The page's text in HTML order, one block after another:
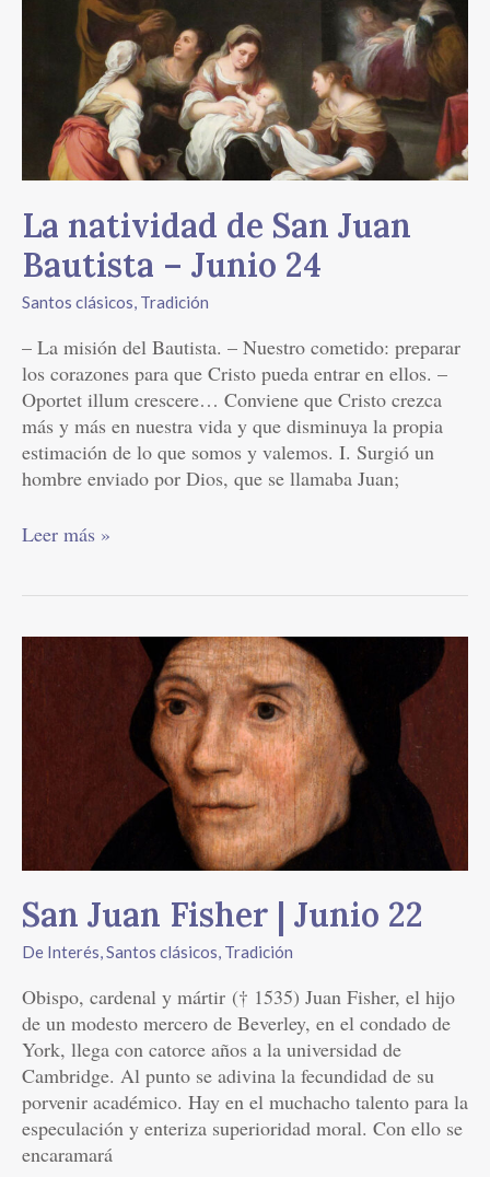
La natividad de San Juan
Bautista – Junio 24
Santos clásicos Tradición
– La misión del Bautista. – Nuestro cometido: preparar
los corazones para que Cristo pueda entrar en ellos. –
Oportet illum crescere… Conviene que Cristo crezca
más y más en nuestra vida y que disminuya la propia
estimación de lo que somos y valemos. I. Surgió un
hombre enviado por Dios, que se llamaba Juan;
Bautista
Junio
Leer más »
San Juan Fisher | Junio 22
De Interés,Santos clásicos, Tradición
Obispo, cardenal y mártir († 1535) Juan Fisher, el hijo
de un modesto mercero de Beverley, en el condado de
York, llega con catorce años a la universidad de
Cambridge. Al punto se adivina la fecundidad de su
porvenir académico. Hay en el muchacho talento para la
especulación y enteriza superioridad moral. Con ello se
encaramará
San
Juan